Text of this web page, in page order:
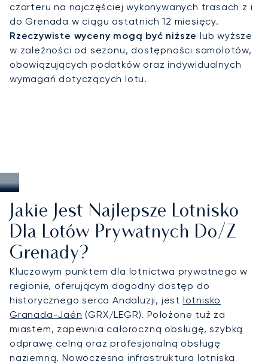
czarteru na najczęściej wykonywanych trasach z i
do Grenada w ciągu ostatnich 12 miesięcy.
Rzeczywiste wyceny mogą być niższe lub wyższe
w zależności od sezonu, dostępności samolotów,
obowiązujących podatków oraz indywidualnych
wymagań dotyczących lotu.
Jakie Jest Najlepsze Lotnisko
Dla Lotów Prywatnych Do/z
Grenady?
Kluczowym punktem dla lotnictwa prywatnego w
regionie, oferującym dogodny dostęp do
historycznego serca Andaluzji, jest lotnisko
Granada-Jaén (GRX/LEGR). Położone tuż za
miastem, zapewnia całoroczną obsługę, szybką
odprawę celną oraz profesjonalną obsługę
naziemną. Nowoczesna infrastruktura lotniska